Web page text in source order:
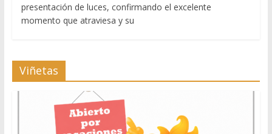
presentación de luces, confirmando el excelente
momento que atraviesa y su
Viñetas